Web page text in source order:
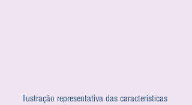
Ilustração representativa das características